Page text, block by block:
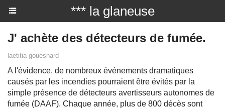
*** la glaneuse
J' achète des détecteurs de fumée.
laetitia gouesnard
A l'évidence, de nombreux événements dramatiques
causés par les incendies pourraient être évités par la
simple présence de détecteurs avertisseurs autonomes de
fumée (DAAF). Chaque année, plus de 800 décès sont